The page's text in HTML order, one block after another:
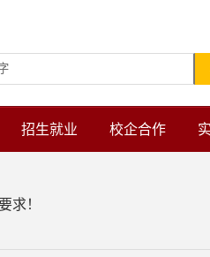
招生就业 校企合作
求！